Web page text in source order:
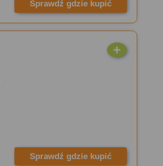
Sprawdź gdzie kupić
Sprawdź gdzie kupić